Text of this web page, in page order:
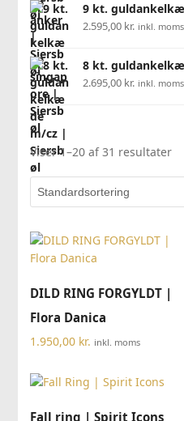
9 kt.
2.595,00 kr. inkl. moms
8 kt.
2.695,00 kr. inkl. moms
Viser 1–20 af 31 resultater
DILD RING FORGYLDT |
Flora Danica
1.950,00 kr. inkl. moms
Fall ring | Spirit Icons